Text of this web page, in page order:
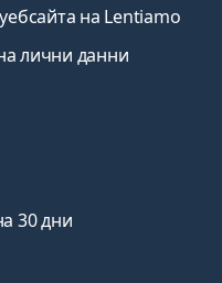
на Lentiamo
лични данни
30 дни